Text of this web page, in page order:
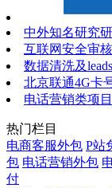
中外知名研究
互联网安全审
数据清洗及
北京联通4G卡
电话营销类项目
热门栏目
电商客服外包 P站
包 电话营销外包
付